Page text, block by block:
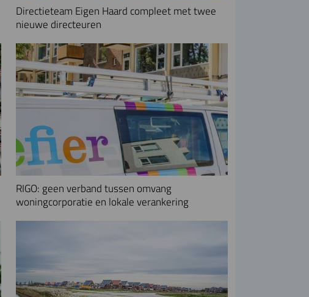
Directieteam Eigen Haard compleet met twee
nieuwe directeuren
RIGO: geen verband tussen omvang
woningcorporatie en lokale verankering